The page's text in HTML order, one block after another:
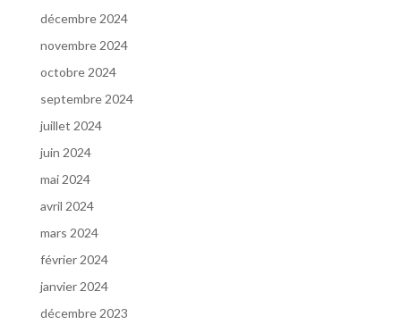
décembre 2024
novembre 2024
octobre 2024
septembre 2024
juillet 2024
juin 2024
mai 2024
avril 2024
mars 2024
février 2024
janvier 2024
décembre 2023